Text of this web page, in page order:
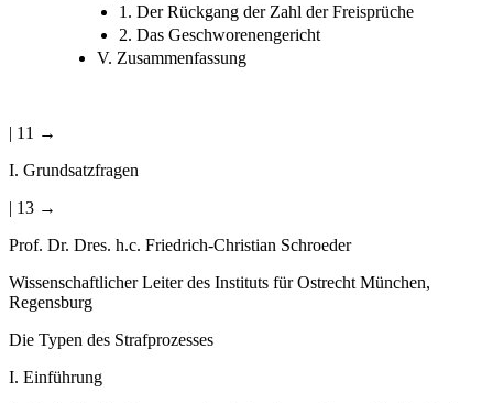
1. Der Rückgang der Zahl der Freisprüche
2. Das Geschworenengericht
V. Zusammenfassung
| 11 →
I. Grundsatzfragen
| 13 →
Prof. Dr. Dres. h.c. Friedrich-Christian Schroeder
Wissenschaftlicher Leiter des Instituts für Ostrecht München,
Regensburg
Die Typen des Strafprozesses
I. Einführung